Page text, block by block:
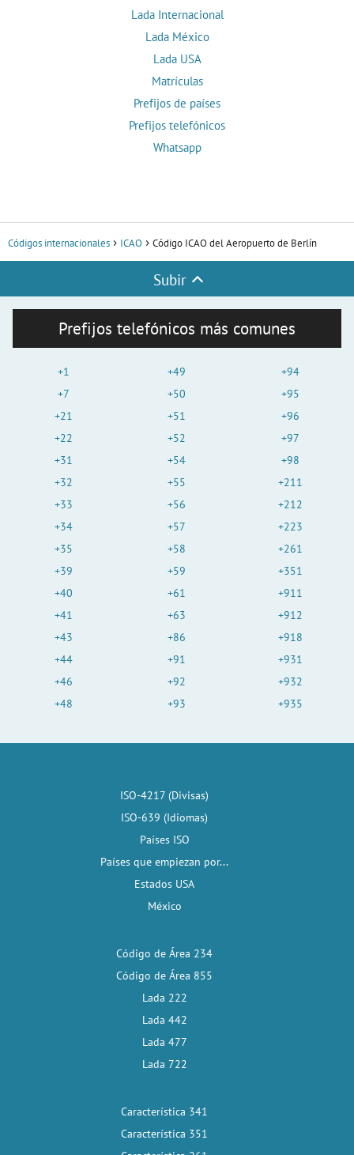
Lada Internacional
Lada México
Lada USA
Matrículas
Prefijos de países
Prefijos telefónicos
Whatsapp
Códigos internacionales ICAO Código ICAO del Aeropuerto de Berlín
Subir
Prefijos telefónicos más comunes
+1
+7
+21
+22
+31
+32
+33
+34
+35
+39
+40
+41
+43
+44
+46
+48
+49
+50
+51
+52
+54
+55
+56
+57
+58
+59
+61
+63
+86
+91
+92
+93
+94
+95
+96
+97
+98
+211
+212
+223
+261
+351
+911
+912
+918
+931
+932
+935
ISO-4217 (Divisas)
ISO-639 (Idiomas)
Países ISO
Países que empiezan por...
Estados USA
México
Código de Área 234
Código de Área 855
Lada 222
Lada 442
Lada 477
Lada 722
Característica 341
Característica 351